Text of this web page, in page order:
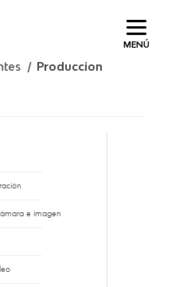
MENÚ
/Produccion
e imagen